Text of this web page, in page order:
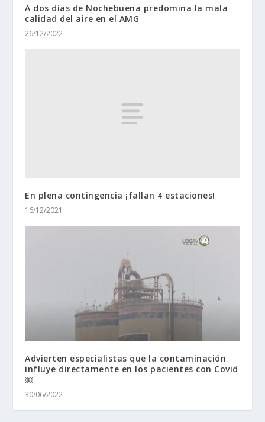
A dos días de Nochebuena predomina la mala
calidad del aire en el AMG
26/12/2022
En plena contingencia ¡fallan 4 estaciones!
16/12/2021
Advierten especialistas que la contaminación
influye directamente en los pacientes con Covid
￼
30/06/2022